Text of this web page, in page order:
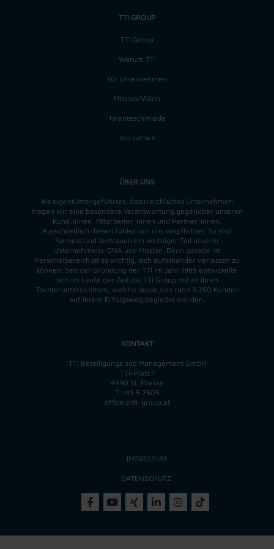
TTI GROUP
TTI Group
Warum TTI
Für Unternehmen
Mission/Vision
Talenteschmiede
Job suchen
ÜBER UNS
Als eigentümergeführtes, österreichisches Unternehmen
tragen wir eine besondere Verantwortung gegenüber unseren
Kund:innen, Mitarbeiter:innen und Partner:innen.
Ausschließlich diesen fühlen wir uns verpflichtet. So sind
Fairness und Vertrauen ein wichtiger Teil unserer
Unternehmens-DNA und Mission . Denn gerade im
Personalbereich ist es wichtig, sich aufeinander verlassen zu
können. Seit der Gründung der TTI im Jahr 1989 entwickelte
sich im Laufe der Zeit die TTI Group mit all ihren
Tochterunternehmen, welche heute von rund 3.250 Kunden
auf ihrem Erfolgsweg begleitet werden.
KONTAKT
TTI Beteiligungs und Management GmbH
TTI-Platz 1
4490 St. Florian
T +43 5 7505
office@tti-group.at
IMPRESSUM
DATENSCHUTZ